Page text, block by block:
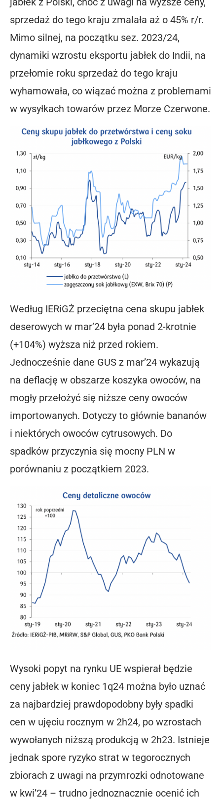
sprzedaż do tego kraju zmalała aż o 45% r/r.
Mimo silnej, na początku sez. 2023/24,
dynamiki wzrostu eksportu jabłek do Indii, na
przełomie roku sprzedaż do tego kraju
wyhamowała, co wiązać można z problemami
w wysyłkach towarów przez Morze Czerwone.
Według IERiGŻ przeciętna cena skupu jabłek
deserowych w mar’24 była ponad 2-krotnie
(+104%) wyższa niż przed rokiem.
Jednocześnie dane GUS z mar’24 wykazują
na deflację w obszarze koszyka owoców, na
mogły przełożyć się niższe ceny owoców
importowanych. Dotyczy to głównie bananów
i niektórych owoców cytrusowych. Do
spadków przyczynia się mocny PLN w
porównaniu z początkiem 2023.
Wysoki popyt na rynku UE wspierał będzie
ceny jabłek w koniec 1q24 można było uznać
za najbardziej prawdopodobny były spadki
cen w ujęciu rocznym w 2h24, po wzrostach
wywołanych niższą produkcją w 2h23. Istnieje
jednak spore ryzyko strat w tegorocznych
zbiorach z uwagi na przymrozki odnotowane
w kwi’24 – trudno jednoznacznie ocenić ich